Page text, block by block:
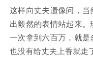
这样向丈夫遗像问，
出毅然的表情站起来
一次拿到六百万，就
也没有给丈夫上香就走